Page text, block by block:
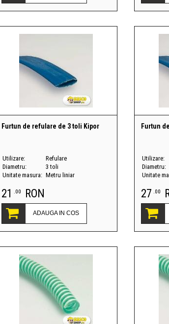
Furtun de refulare de 3 toli Kipor
Utilizare:
Refulare
Diametru:
3 toli
Unitate masura: Metru liniar
21 .00 RON
ADAUGA IN COS
Furtun
Utilizare:
Diametru:
Unitate
27 .00